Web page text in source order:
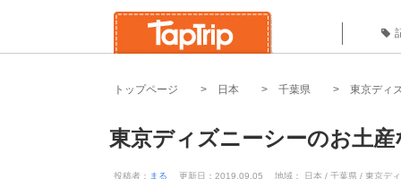
トップページ 日本 千葉県 東京ディ
東京ディズニーシーのお土
投稿者： まる 更新日：2019.09.05 地域： 日本 / 千葉県 / 東京デ